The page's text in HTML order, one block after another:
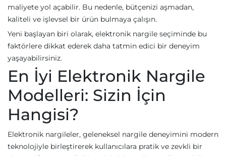
maliyete yol açabilir. Bu nedenle, bütçenizi aşmadan,
kaliteli ve işlevsel bir ürün bulmaya çalışın.
Yeni başlayan biri olarak, elektronik nargile seçiminde bu
faktörlere dikkat ederek daha tatmin edici bir deneyim
yaşayabilirsiniz.
En İyi Elektronik Nargile
Modelleri: Sizin İçin
Hangisi?
Elektronik nargileler, geleneksel nargile deneyimini modern
teknolojiyle birleştirerek kullanıcılara pratik ve zevkli bir